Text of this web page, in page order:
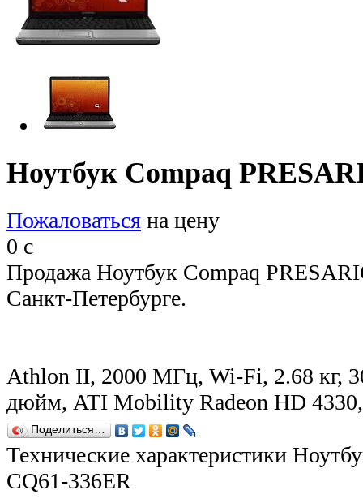
Ноутбук Compaq
Пожаловаться на цену
0 c
Продажа Ноутбук Compaq
Санкт-Петербурге.
Athlon II, 2000 МГц, Wi-Fi, 2.68 кг,
дюйм, ATI Mobility Radeon HD
Поделиться…
Технические характеристики
CQ61-336ER